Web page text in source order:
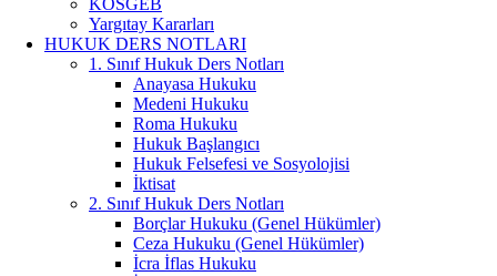
KOSGEB
Yargıtay Kararları
HUKUK DERS NOTLARI
1. Sınıf Hukuk Ders Notları
Anayasa Hukuku
Medeni Hukuku
Roma Hukuku
Hukuk Başlangıcı
Hukuk Felsefesi ve Sosyolojisi
İktisat
2. Sınıf Hukuk Ders Notları
Borçlar Hukuku (Genel Hükümler)
Ceza Hukuku (Genel Hükümler)
İcra İflas Hukuku